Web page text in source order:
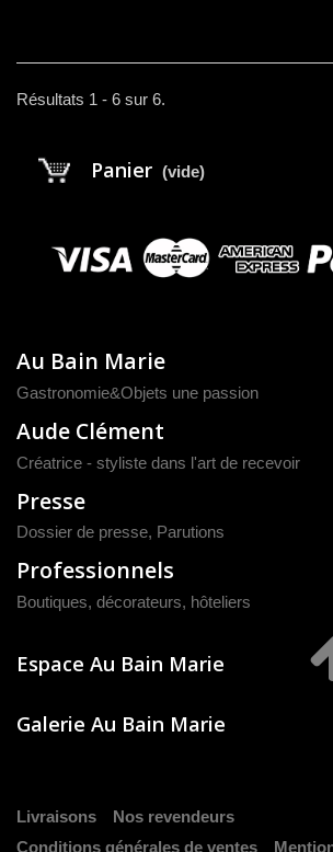
Résultats 1 - 6 sur 6.
Panier (vide)
Au Bain Marie
Gastronomie&Objets une passion
Aude Clément
Créatrice - styliste dans l'art de recevoir
Presse
Dossier de presse, Parutions
Professionnels
Boutiques, décorateurs, hôteliers
Espace Au Bain Marie
Galerie Au Bain Marie
Livraisons
Nos revendeurs
Conditions générales de ventes